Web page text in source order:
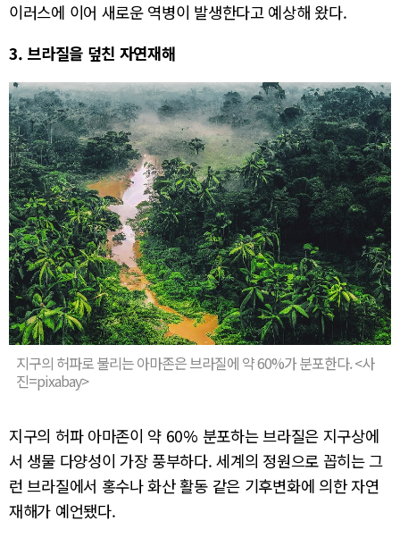
이러스에 이어 새로운 역병이 발생한다고 예상해 왔다.
3. 브라질을 덮친 자연재해
지구의 허파로 불리는 아마존은 브라질에 약 60%가 분포한다. <사
진=pixabay>
지구의 허파 아마존이 약 60% 분포하는 브라질은 지구상에
서 생물 다양성이 가장 풍부하다. 세계의 정원으로 꼽히는 그
런 브라질에서 홍수나 화산 활동 같은 기후변화에 의한 자연
재해가 예언됐다.